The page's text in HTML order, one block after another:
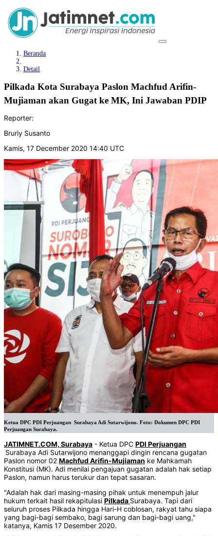
Beranda
Detail
Pilkada Kota Surabaya Paslon Machfud Arifin-
Mujiaman akan Gugat ke MK, Ini Jawaban PDIP
Reporter:
Bruriy Susanto
Kamis, 17 December 2020 14:40 UTC
Ketua DPC PDI Perjuangan Surabaya Adi Sutarwijono. Foto: Dokumen DPC PDI
Perjuangan Surabaya.
JATIMNET.COM, Surabaya - Ketua DPC PDI Perjuangan
Surabaya Adi Sutarwijono menanggapi dingin rencana gugatan
Paslon nomor 02 Machfud Arifin-Mujiaman ke Mahkamah
Konstitusi (MK). Adi menilai pengajuan gugatan adalah hak setiap
Paslon, namun harus terukur dan tepat sasaran.
"Adalah hak dari masing-masing pihak untuk menempuh jalur
hukum terkait hasil rekapitulasi Pilkada Surabaya. Tapi dari
seluruh proses Pilkada hingga Hari-H coblosan, rakyat tahu siapa
yang bagi-bagi sembako, bagi sarung dan bagi-bagi uang,"
katanya, Kamis 17 Desember 2020.